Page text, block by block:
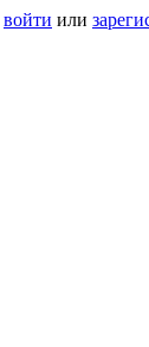
войти или